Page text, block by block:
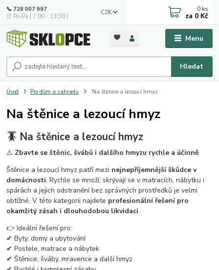
Menu
CZK
Hledat
📞 728 007 997
⏰ Po-Pá | 7:00 - 13:30 |
0 ks
za 0 Kč
Úvod Pro dům a zahradu Na štěnice a lezoucí hmyz
Na štěnice a lezoucí hmyz
🪳 Na štěnice a lezoucí hmyz
⚠️ Zbavte se štěnic, švábů i dalšího hmyzu rychle a účinně
Štěnice a lezoucí hmyz patří mezi nejnepříjemnější škůdce v
domácnosti. Rychle se množí, skrývají se v matracích, nábytku i
spárách a jejich odstranění bez správných prostředků je velmi
obtížné. V této kategorii najdete profesionální řešení pro
okamžitý zásah i dlouhodobou likvidaci.
👉 Ideální řešení pro:
✔ Byty, domy a ubytování
✔ Postele, matrace a nábytek
✔ Štěnice, šváby, mravence a další hmyz